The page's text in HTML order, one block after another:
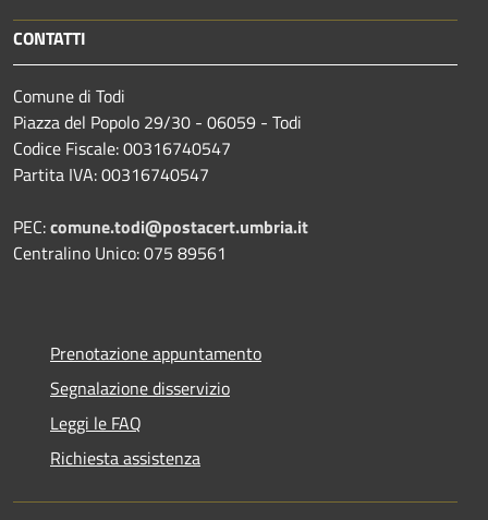
CONTATTI
Comune di Todi
Piazza del Popolo 29/30 - 06059 - Todi
Codice Fiscale: 00316740547
Partita IVA: 00316740547
PEC:comune.todi@postacert.umbria.it
Centralino Unico: 075 89561
Prenotazione appuntamento
Segnalazione disservizio
Leggi le FAQ
Richiesta assistenza